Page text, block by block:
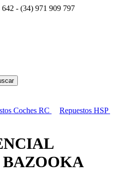
642 - (34) 971 909 797
Coches RC Repuestos HSP
BAZOOKA